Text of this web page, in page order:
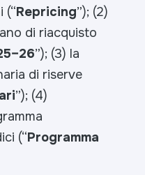
(“Repricing”); (2)
di riacquisto
”); (3) la
di riserve
”); (4)
(“Programma